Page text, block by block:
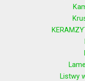
Listwy